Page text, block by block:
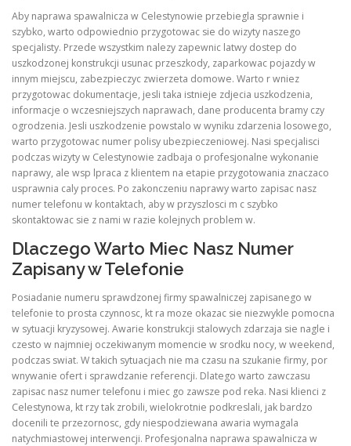
Aby naprawa spawalnicza w Celestynowie przebiegla sprawnie i
szybko, warto odpowiednio przygotowac sie do wizyty naszego
specjalisty. Przede wszystkim nalezy zapewnic latwy dostep do
uszkodzonej konstrukcji usunac przeszkody, zaparkowac pojazdy w
innym miejscu, zabezpieczyc zwierzeta domowe. Warto r wniez
przygotowac dokumentacje, jesli taka istnieje zdjecia uszkodzenia,
informacje o wczesniejszych naprawach, dane producenta bramy czy
ogrodzenia. Jesli uszkodzenie powstalo w wyniku zdarzenia losowego,
warto przygotowac numer polisy ubezpieczeniowej. Nasi specjalisci
podczas wizyty w Celestynowie zadbaja o profesjonalne wykonanie
naprawy, ale wsp lpraca z klientem na etapie przygotowania znaczaco
usprawnia caly proces. Po zakonczeniu naprawy warto zapisac nasz
numer telefonu w kontaktach, aby w przyszlosci m c szybko
skontaktowac sie z nami w razie kolejnych problem w.
Dlaczego Warto Miec Nasz Numer
Zapisany w Telefonie
Posiadanie numeru sprawdzonej firmy spawalniczej zapisanego w
telefonie to prosta czynnosc, kt ra moze okazac sie niezwykle pomocna
w sytuacji kryzysowej. Awarie konstrukcji stalowych zdarzaja sie nagle i
czesto w najmniej oczekiwanym momencie w srodku nocy, w weekend,
podczas swiat. W takich sytuacjach nie ma czasu na szukanie firmy, por
wnywanie ofert i sprawdzanie referencji. Dlatego warto zawczasu
zapisac nasz numer telefonu i miec go zawsze pod reka. Nasi klienci z
Celestynowa, kt rzy tak zrobili, wielokrotnie podkreslali, jak bardzo
docenili te przezornosc, gdy niespodziewana awaria wymagala
natychmiastowej interwencji. Profesjonalna naprawa spawalnicza w